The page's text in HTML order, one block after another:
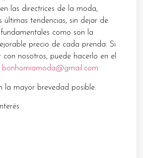
las directrices de la moda,
últimas tendencias, sin dejar de
como son la
precio de cada prenda. Si
nosotros, puede hacerlo en el
bonhomiamoda@gmail.com
la mayor brevedad posible.